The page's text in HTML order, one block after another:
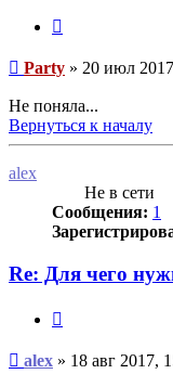
Сообщение
Party » 20 июл
Не поняла...
Вернуться к началу
alex
Не в сети
Сообщения: 1
Re: Для чего
Сообщение
alex » 18 авг 2017,